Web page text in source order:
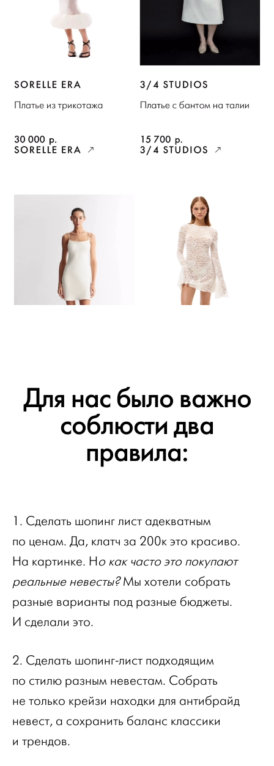
Для нас было важно
соблюсти два
правила:
1. Сделать шопинг лист адекватным
по ценам. Да, клатч за 200к это красиво.
На картинке. Но как часто это покупают
реальные невесты?Мы хотели собрать
разные варианты под разные бюджеты.
И сделали это.
2. Сделать шопинг-лист подходящим
по стилю разным невестам. Собрать
не только крейзи находки для антибрайд
невест, а сохранить баланс классики
и трендов.